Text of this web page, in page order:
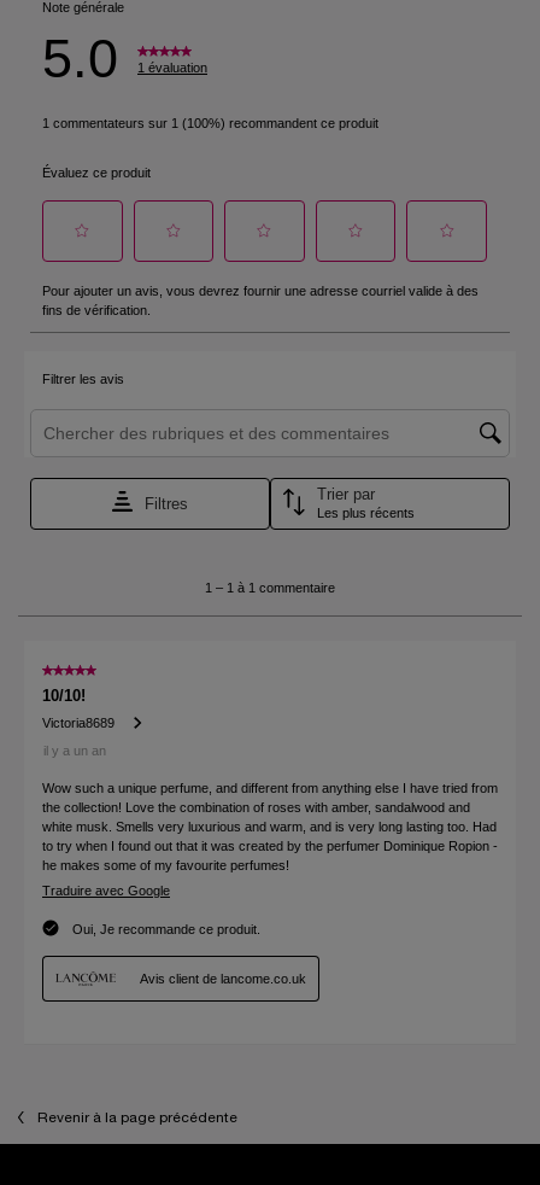
Revenir à la page précédente